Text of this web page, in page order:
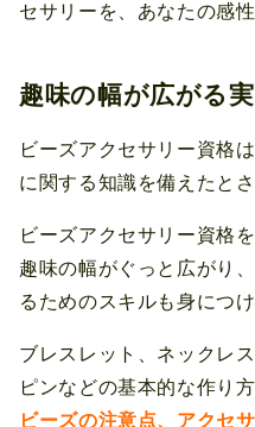
セサリーを、あなたの感
趣味の幅が広がる
ビーズアクセサリー資格
に関する知識を備えたと
ビーズアクセサリー資格
趣味の幅がぐっと広がり
るためのスキルも身につけ
ブレスレット、ネックレ
ピンなどの基本的な作り
ビーズの注意点、アクセ